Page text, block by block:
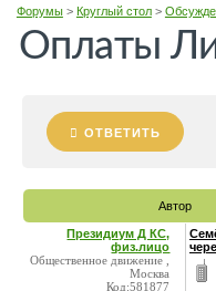
Форумы> Круглый стол>
Оплаты
ОТВЕТИТЬ
Автор
Президиум Д КС,
физ.лицо
Общественное движение ,
Москва
Код:581877